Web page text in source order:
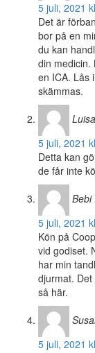
5 juli, 2021
Det är
bor på en
du kan
din medicin.
en ICA. Lås
skämmas.
Luisa
5 juli, 2021
Detta kan
de får inte
Bebi
5 juli, 2021
Kön på
vid godiset.
har min
djurmat.
så här.
5 juli, 2021